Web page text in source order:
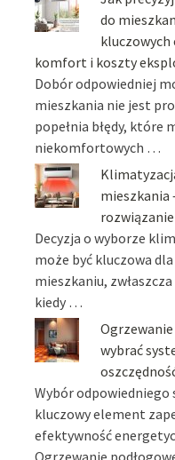
do
kluczowych
komfort i koszty
Dobór odpowiedniej
mieszkania nie jest
popełnia błędy, które
niekomfortowych …
mieszkania
Decyzja o wyborze
może być kluczowa
mieszkaniu,
kiedy …
wybrać
Wybór
kluczowy element
efektywność